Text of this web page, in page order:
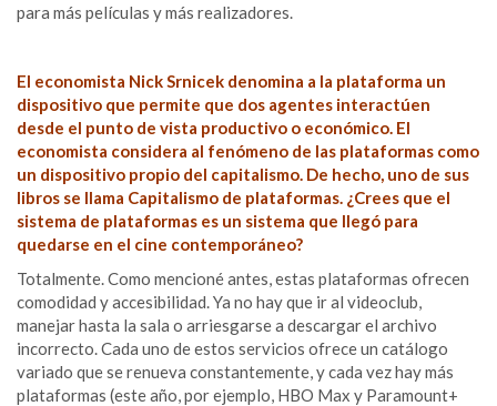
para más películas y más realizadores.
El economista Nick Srnicek denomina a la plataforma un
dispositivo que permite que dos agentes interactúen
desde el punto de vista productivo o económico. El
economista considera al fenómeno de las plataformas como
un dispositivo propio del capitalismo. De hecho, uno de sus
libros se llama Capitalismo de plataformas. ¿Crees que el
sistema de plataformas es un sistema que llegó para
quedarse en el cine contemporáneo?
Totalmente. Como mencioné antes, estas plataformas ofrecen
comodidad y accesibilidad. Ya no hay que ir al videoclub,
manejar hasta la sala o arriesgarse a descargar el archivo
incorrecto. Cada uno de estos servicios ofrece un catálogo
variado que se renueva constantemente, y cada vez hay más
plataformas (este año, por ejemplo, HBO Max y Paramount+